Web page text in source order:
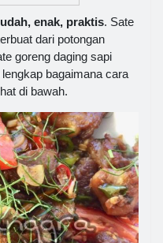
enak, praktis. Sate
dari potongan
goreng daging sapi
bagaimana cara
di bawah.